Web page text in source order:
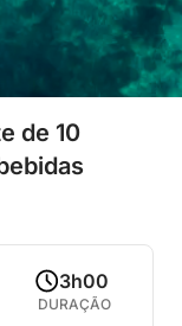
de 10
3h00
DURAÇÃO